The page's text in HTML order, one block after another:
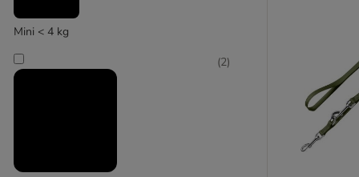
TIAKI
Mini < 4 kg
(2)